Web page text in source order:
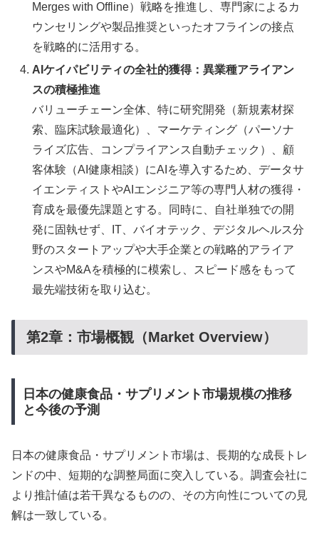
Merges with Offline）戦略を推進し、専門家によるカ
ウンセリングや製品推奨といったオフラインの接点
を戦略的に活用する。
AIケイパビリティの全社的獲得：異業種アライアン
スの積極推進
バリューチェーン全体、特に研究開発（新規素材探
索、臨床試験最適化）、マーケティング（パーソナ
ライズ広告、コンプライアンス自動チェック）、顧
客体験（AI健康相談）にAIを導入するため、データサ
イエンティストやAIエンジニア等の専門人材の獲得・
育成を最優先課題とする。同時に、自社単独での開
発に固執せず、IT、バイオテック、デジタルヘルス分
野のスタートアップや大手企業との戦略的アライア
ンスやM&Aを積極的に模索し、スピード感をもって
最先端技術を取り込む。
第2章：市場概観（Market Overview）
日本の健康食品・サプリメント市場規模の推移
と今後の予測
日本の健康食品・サプリメント市場は、長期的な成長トレ
ンドの中、短期的な調整局面に突入している。調査会社に
より推計値は若干異なるものの、その方向性についての見
解は一致している。